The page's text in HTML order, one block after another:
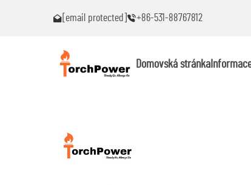
[email protected] +86-531-88767812
Kontaktujte mě okamžitě, pokud narazíte na
Domovská stránka